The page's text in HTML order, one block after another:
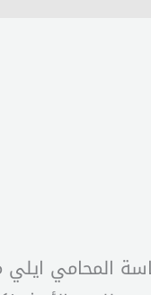
المحامي